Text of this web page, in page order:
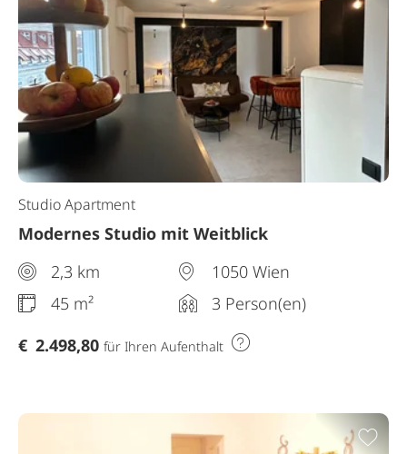
Studio Apartment
Modernes Studio mit Weitblick
2,3 km
1050 Wien
45 m²
3 Person(en)
€ 2.498,80 für Ihren Aufenthalt